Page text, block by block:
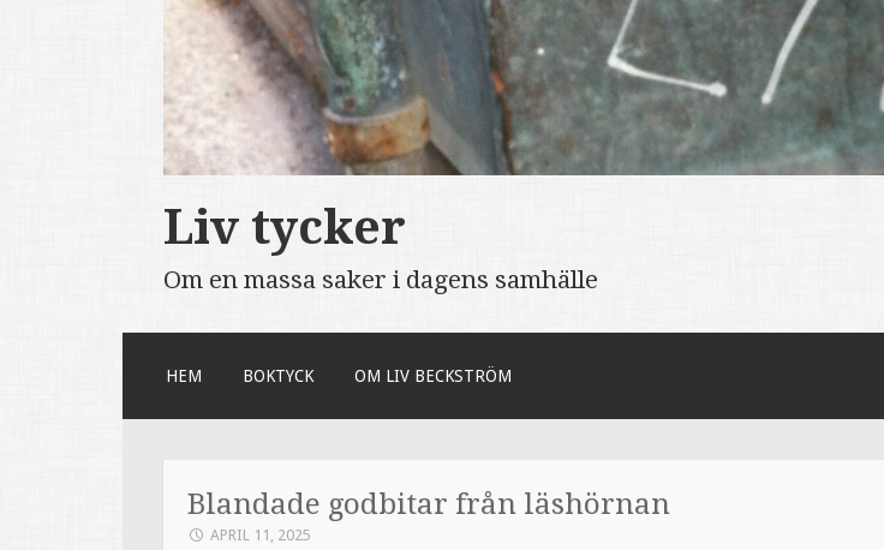
Liv tycker
Om en massa saker i dagens samhälle
CONTENT
HEM BOKTYCK OM LIV BECKSTRÖM
Blandade godbitar från läshörnan
APRIL 11, 2025